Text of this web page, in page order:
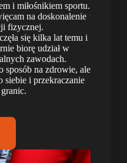
i miłośnikiem sportu.
na doskonalenie
fizycznej.
się kilka lat temu i
biorę udział w
zawodach.
sposób na zdrowie, ale
siebie i przekraczanie